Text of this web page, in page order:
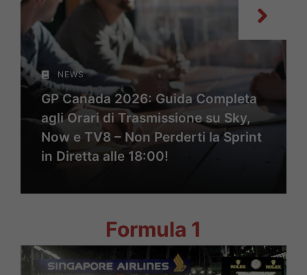
NEWS
GP Canada 2026: Guida Completa
agli Orari di Trasmissione su Sky,
Now e TV8 – Non Perderti la Sprint
in Diretta alle 18:00!
Formula 1